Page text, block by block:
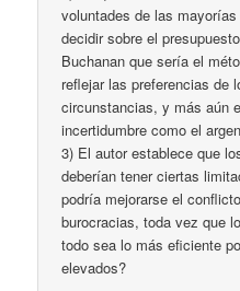
voluntades de las
decidir sobre el
Buchanan que sería el
reflejar las preferencias de
circunstancias, y más aún
incertidumbre como el
3) El autor establece que
deberían tener ciertas
podría mejorarse el
burocracias, toda vez que
todo sea lo más eficiente
elevados?